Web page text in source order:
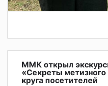
ММК открыл
«Секреты
круга посетителей